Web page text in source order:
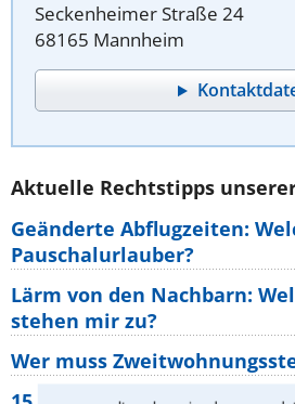
Seckenheimer Straße 24
68165 Mannheim
Aktuelle Rechtstipps
Geänderte Abflugzeiten:
Pauschalurlauber?
Lärm von den Nachbarn:
stehen mir zu?
Wer muss